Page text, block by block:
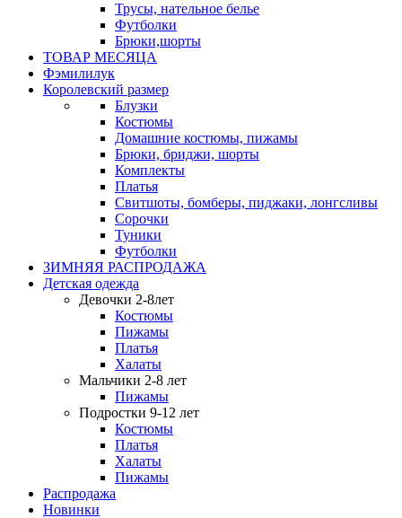
Трусы, нательное белье
Футболки
Брюки,шорты
ТОВАР МЕСЯЦА
Фэмилилук
Королевский размер
Блузки
Костюмы
Домашние костюмы, пижамы
Брюки, бриджи, шорты
Комплекты
Платья
Свитшоты, бомберы, пиджаки, лонгсливы
Сорочки
Туники
Футболки
ЗИМНЯЯ РАСПРОДАЖА
Детская одежда
Девочки 2-8лет
Костюмы
Пижамы
Платья
Халаты
Мальчики 2-8 лет
Пижамы
Подростки 9-12 лет
Костюмы
Платья
Халаты
Пижамы
Распродажа
Новинки